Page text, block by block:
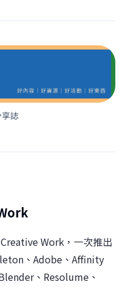
誌
Work，一次推出
、Adobe、Affinity
、Resolume、